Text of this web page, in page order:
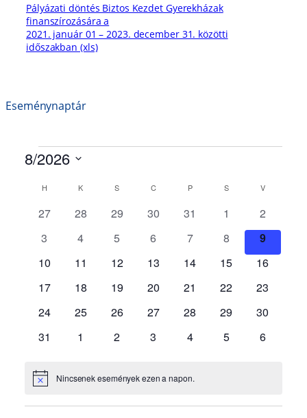
Pályázati döntés Biztos Kezdet Gyerekházak
finanszírozására a
2021. január 01 – 2023. december 31. közötti
időszakban (xls)
Eseménynaptár